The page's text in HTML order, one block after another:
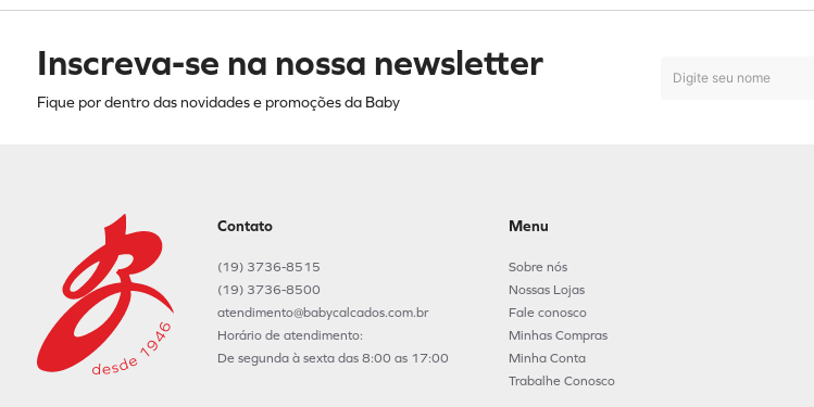
Inscreva-se na nossa newsletter
Fique por dentro das novidades e promoções da Baby
Contato
(19) 3736-8515
(19) 3736-8500
atendimento@babycalcados.com.br
Horário de atendimento:
De segunda à sexta das 8:00 as 17:00
Menu
Sobre nós
Nossas Lojas
Fale conosco
Minhas Compras
Minha Conta
Trabalhe Conosco